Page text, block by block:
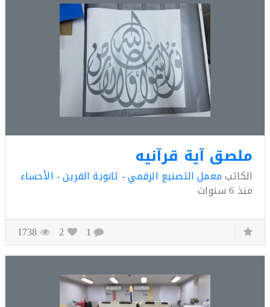
آية قرآنيه
معمل التصنيع الرقمي - ثانوية القرين - الأحساء
2
1738